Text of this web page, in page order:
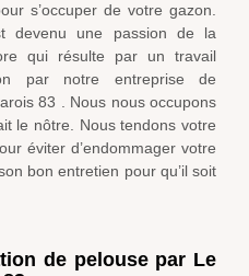
s’occuper de votre gazon.
devenu une passion de la
qui résulte par un travail
par notre entreprise de
83 . Nous nous occupons
le nôtre. Nous tendons votre
éviter d’endommager votre
bon entretien pour qu’il soit
de pelouse par Le